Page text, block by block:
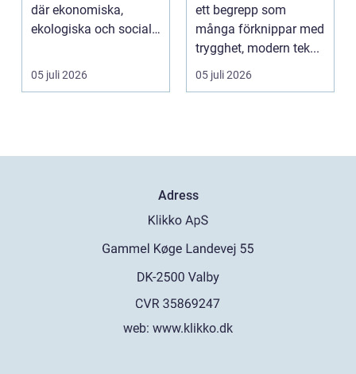
där ekonomiska,
ekologiska och sociala
...
05 juli 2026
ett begrepp som
många förknippar med
trygghet, modern tek...
05 juli 2026
Adress
web: www.klikko.dk